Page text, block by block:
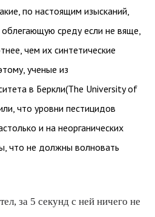
по настоящим изысканий,
среду если не вяще,
чем их синтетические
ученые из
в Беркли(The University of
что уровни пестицидов
и на неорганических
что не должны волновать
за 5 секунд с ней ничего не